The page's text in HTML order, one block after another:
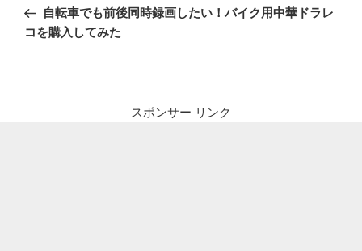
ナ
の
投
自転車でも前後同時録画したい！バイク用中華ドラレ
コを購入してみた
スポンサー リンク